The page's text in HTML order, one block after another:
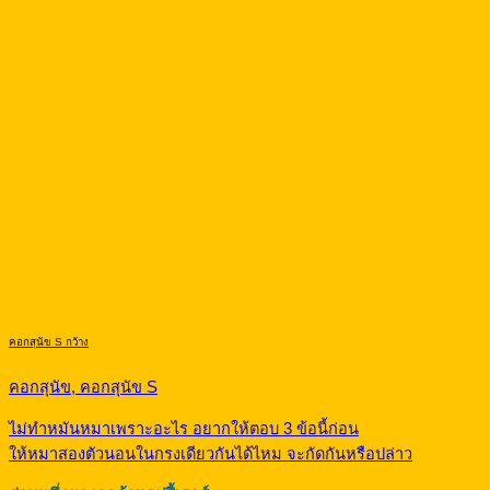
คอกสุนัข S กว้าง
คอกสุนัข, คอกสุนัข S
ไม่ทำหมันหมาเพราะอะไร อยากให้ตอบ 3 ข้อนี้ก่อน
ให้หมาสองตัวนอนในกรงเดียวกันได้ไหม จะกัดกันหรือปล่าว